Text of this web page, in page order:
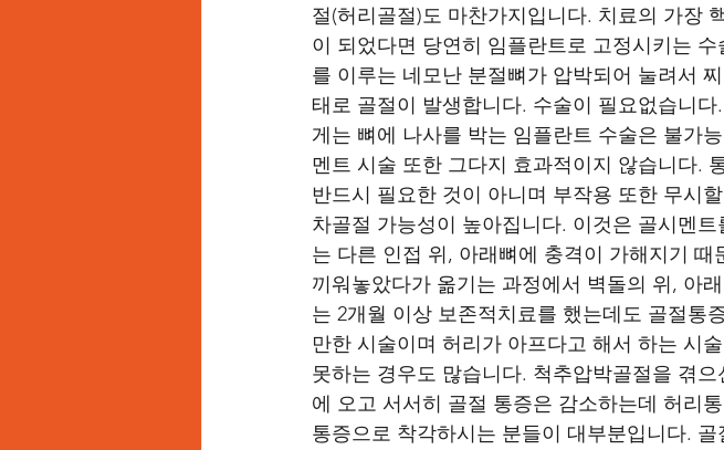
절(허리골절)도 마찬가지입니다. 치료의 가장
이 되었다면 당연히 임플란트로 고정시키는
를 이루는 네모난 분절뼈가 압박되어 눌려서
태로 골절이 발생합니다. 수술이 필요없습니
게는 뼈에 나사를 박는 임플란트 수술은 불가
멘트 시술 또한 그다지 효과적이지 않습니다.
반드시 필요한 것이 아니며 부작용 또한 무시
차골절 가능성이 높아집니다. 이것은 골시멘
는 다른 인접 위, 아래뼈에 충격이 가해지기
끼워놓았다가 옮기는 과정에서 벽돌의 위, 아
는 2개월 이상 보존적치료를 했는데도 골절통
만한 시술이며 허리가 아프다고 해서 하는 시
못하는 경우도 많습니다. 척추압박골절을 겪
에 오고 서서히 골절 통증은 감소하는데 허리
통증으로 착각하시는 분들이 대부분입니다.